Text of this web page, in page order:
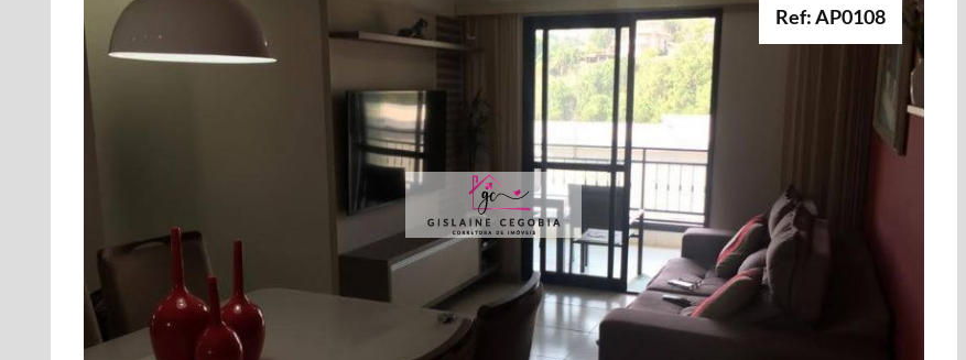
Ref: AP0108